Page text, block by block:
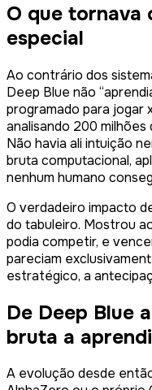
O que tornava
especial
Ao contrário dos
Deep Blue não
programado para jogar
analisando 200
Não havia ali intuição
bruta computacional,
nenhum humano
O verdadeiro impacto
do tabuleiro. Mostrou
podia competir, e
pareciam
estratégico, a
De Deep Blue
bruta a
A evolução desde